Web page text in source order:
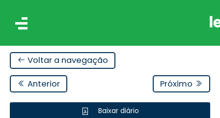
Voltar a navegação
Anterior Próximo
Baixar diário